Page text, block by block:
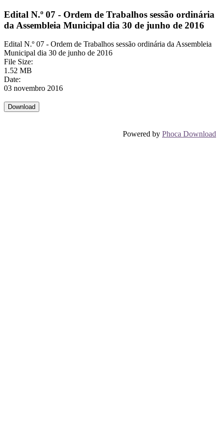
Edital N.º 07 - Ordem de Trabalhos sessão ordinária
da Assembleia Municipal dia 30 de junho de 2016
Edital N.º 07 - Ordem de Trabalhos sessão ordinária da Assembleia
Municipal dia 30 de junho de 2016
File Size:
1.52 MB
Date:
03 novembro 2016
Powered by Phoca Download